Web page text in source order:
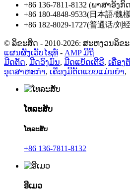
+86 136-7811-8132 (ພາສາອັງກິ
+86 180-4848-9533(日本語/魏
+86 182-8029-1727(普通话/刘
© ລິຂະສິດ - 2010-2026: ສະຫງວນລິຂ
ແຜນຜັງເວັບໄຊທ໌ - AMP ມືຖື
ມີດຕັດ, ມີດວົງມົນ, ມີດແບັດເຕີຣີ, ເຄື່ອງ
ອຸດສາຫະກຳ, ເຄື່ອງມືຕັດແບບແມ່ນຍໍາ,
ໂທລະສັບ
ໂທລະສັບ
+86 136-7811-8132
ອີເມວ